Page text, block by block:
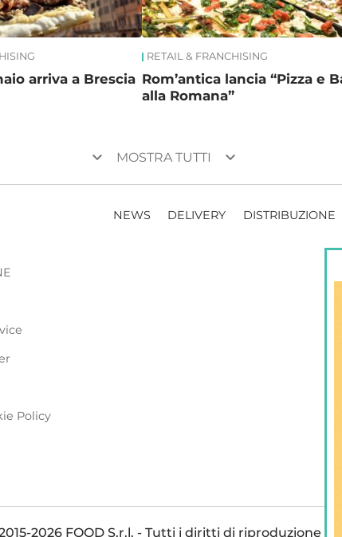
arriva a Brescia
RETAIL & FRANCHISING
Rom’antica lancia “Pizza e
alla Romana”
keyboard_arrow_down MOSTRA TUTTI keyboard_arrow_down
Policy
NEWS DELIVERY DISTRIBUZIONE
2026 FOOD S.r.l. - Tutti i diritti di riproduzione